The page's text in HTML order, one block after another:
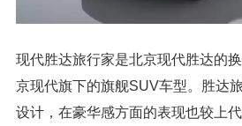
现代胜达旅行家是北京现代胜达的
京现代旗下的旗舰SUV车型。胜达
设计，在豪华感方面的表现也较上